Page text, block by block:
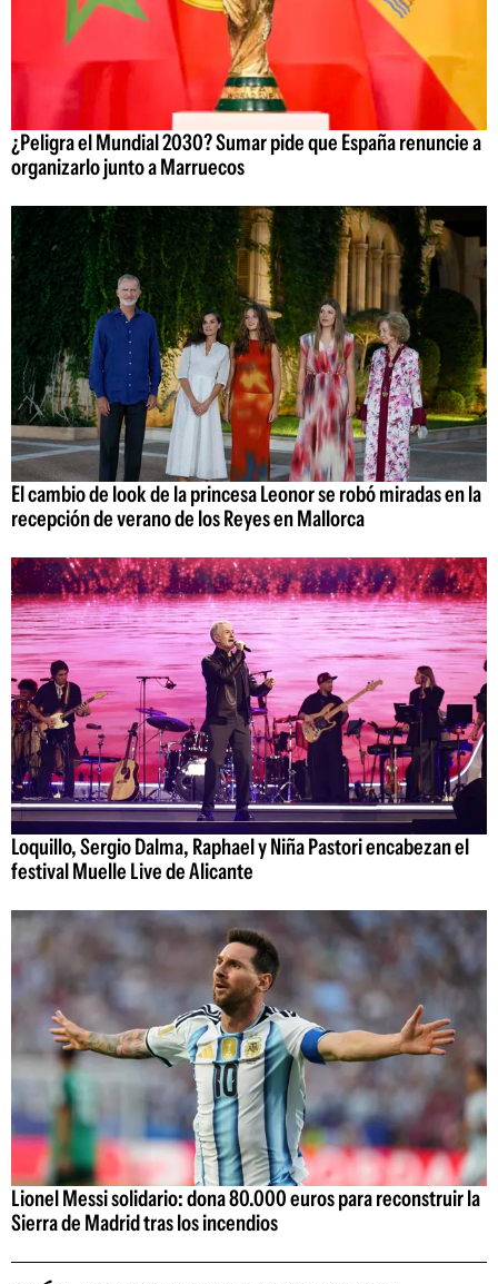
¿Peligra el Mundial 2030? Sumar pide que España renuncie a
organizarlo junto a Marruecos
El cambio de look de la princesa Leonor se robó miradas en la
recepción de verano de los Reyes en Mallorca
Loquillo, Sergio Dalma, Raphael y Niña Pastori encabezan el
festival Muelle Live de Alicante
Lionel Messi solidario: dona 80.000 euros para reconstruir la
Sierra de Madrid tras los incendios